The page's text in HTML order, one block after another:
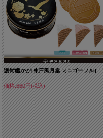
護衛艦かが[神戸風月堂 ミニゴーフル]
価格:660円(税込)